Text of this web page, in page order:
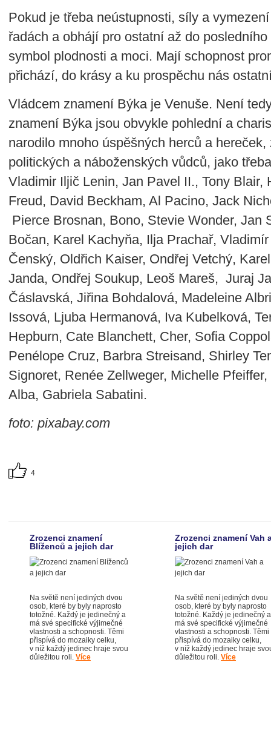
Pokud je třeba neústupnosti, síly a
řadách a obhájí pro ostatní až do
symbol plodnosti a moci. Mají schopnost
přichází, do krásy a ku prospěchu nás
Vládcem znamení Býka je Venuše. Není
znamení Býka jsou obvykle pohlední a
narodilo mnoho úspěšných herců a
politických a náboženských vůdců, jako
Vladimir Iljič Lenin, Jan Pavel II., Tony Blair,
Freud, David Beckham, Al Pacino, Jack
Pierce Brosnan, Bono, Stevie Wonder, Jan
Bočan, Karel Kachyňa, Ilja Prachař,
Čenský, Oldřich Kaiser, Ondřej Vetchý,
Janda, Ondřej Soukup, Leoš Mareš, Juraj
Čáslavská, Jiřina Bohdalová, Madeleine
Issová, Ljuba Hermanová, Iva Kubelková,
Hepburn, Cate Blanchett, Cher, Sofia
Penélope Cruz, Barbra Streisand, Shirley
Signoret, Renée Zellweger, Michelle
Alba, Gabriela Sabatini.
foto: pixabay.com
4
Zrozenci znamení
Blíženců a jejich dar
Na světě není jediných dvou
osob, které by byly naprosto
totožné. Každý je jedinečný a
má své specifické výjimečné
vlastnosti a schopnosti. Těmi
přispívá do mozaiky celku,
v níž každý jedinec hraje svou
důležitou roli. Více
Zrozenci znamení Vah
jejich dar
Na světě není jediných dvou
osob, které by byly naprosto
totožné. Každý je jedinečný a
má své specifické výjimečné
vlastnosti a schopnosti. Těmi
přispívá do mozaiky celku,
v níž každý jedinec hraje
důležitou roli. Více